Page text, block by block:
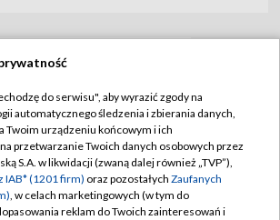
Abonament TVP
Sklep TVP
Biuro Reklamy
Oferta Handlowa
Regulamin TVP
Polityka prywatności
Moje zgody
Biuro reklamy
do serwisu", aby wyrazić zgody na
automatycznego śledzenia i zbierania danych,
Twoim urządzeniu końcowym i ich
przetwarzanie Twoich danych osobowych przez
S.A. w likwidacji (zwaną dalej również „TVP”),
IAB* (1201 firm) oraz pozostałych Zaufanych
, w celach marketingowych (w tym do
reklam do Twoich zainteresowań i